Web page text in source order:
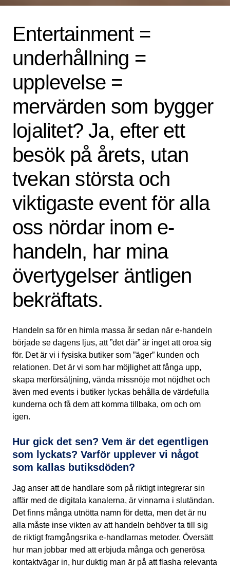
Entertainment =
underhållning =
upplevelse =
mervärden som bygger
lojalitet? Ja, efter ett
besök på årets, utan
tvekan största och
viktigaste event för alla
oss nördar inom e-
handeln, har mina
övertygelser äntligen
bekräftats.
Handeln sa för en himla massa år sedan när e-handeln
började se dagens ljus, att ”det där” är inget att oroa sig
för. Det är vi i fysiska butiker som ”äger” kunden och
relationen. Det är vi som har möjlighet att fånga upp,
skapa merförsäljning, vända missnöje mot nöjdhet och
även med events i butiker lyckas behålla de värdefulla
kunderna och få dem att komma tillbaka, om och om
igen.
Hur gick det sen? Vem är det egentligen
som lyckats? Varför upplever vi något
som kallas butiksdöden?
Jag anser att de handlare som på riktigt integrerar sin
affär med de digitala kanalerna, är vinnarna i slutändan.
Det finns många utnötta namn för detta, men det är nu
alla måste inse vikten av att handeln behöver ta till sig
de riktigt framgångsrika e-handlarnas metoder. Översätt
hur man jobbar med att erbjuda många och generösa
kontaktvägar in, hur duktig man är på att flasha relevanta